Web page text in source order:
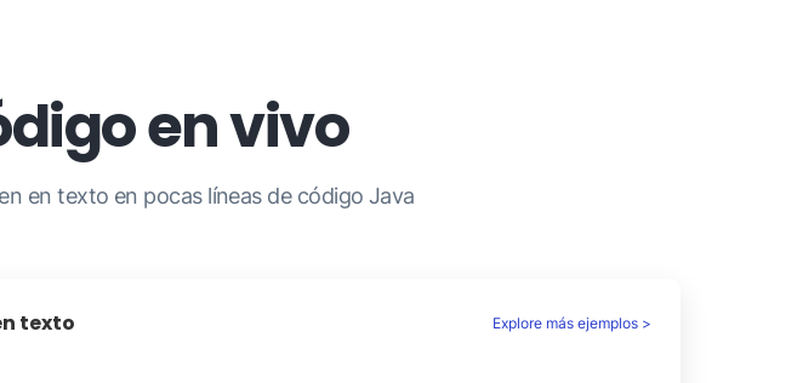
en vivo
en texto en pocas líneas de código Java
texto Explore más ejemplos >